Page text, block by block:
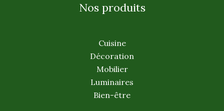
Nos produits
Cuisine
Décoration
Mobilier
Luminaires
Bien-être